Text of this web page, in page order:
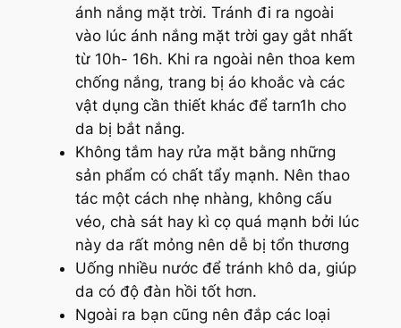
ánh nắng mặt trời. Tránh đi ra ngoài
vào lúc ánh nắng mặt trời gay gắt nhất
từ 10h- 16h. Khi ra ngoài nên thoa kem
chống nắng, trang bị áo khoắc và các
vật dụng cần thiết khác để tarn1h cho
da bị bắt nắng.
Không tắm hay rửa mặt bằng những
sản phẩm có chất tẩy mạnh. Nên thao
tác một cách nhẹ nhàng, không cấu
véo, chà sát hay kì cọ quá mạnh bởi lúc
này da rất mỏng nên dễ bị tổn thương
Uống nhiều nước để tránh khô da, giúp
da có độ đàn hồi tốt hơn.
Ngoài ra bạn cũng nên đắp các loại